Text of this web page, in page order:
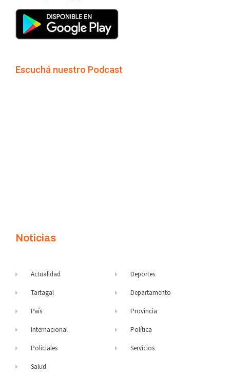
Escuchá nuestro Podcast
Noticias
Actualidad
Tartagal
País
Internacional
Policiales
Salud
Deportes
Departamento
Provincia
Política
Servicios